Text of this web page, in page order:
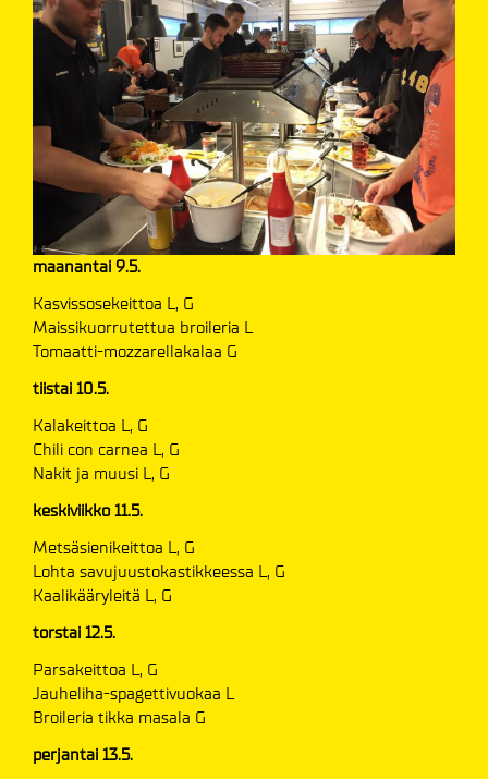
maanantai 9.5.
Kasvissosekeittoa L, G
Maissikuorrutettua broileria L
Tomaatti-mozzarellakalaa G
tiistai 10.5.
Kalakeittoa L, G
Chili con carnea L, G
Nakit ja muusi L, G
keskiviikko 11.5.
Metsäsienikeittoa L, G
Lohta savujuustokastikkeessa L, G
Kaalikääryleitä L, G
torstai 12.5.
Parsakeittoa L, G
Jauheliha-spagettivuokaa L
Broileria tikka masala G
perjantai 13.5.